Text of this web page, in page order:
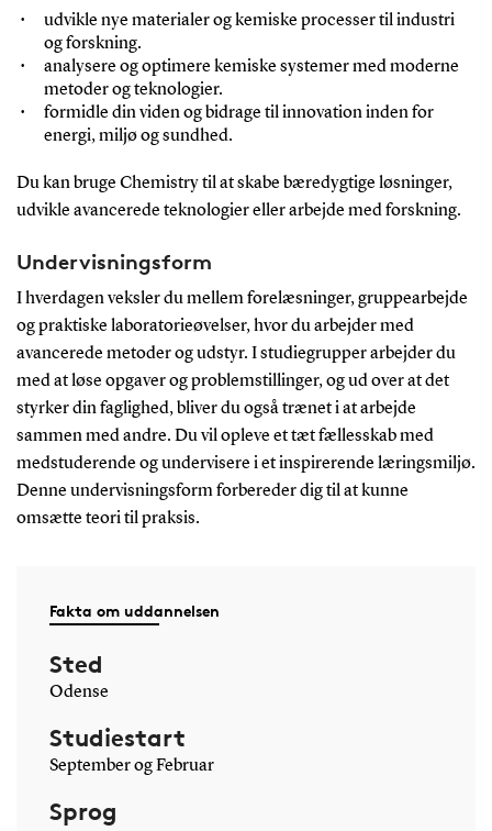
udvikle nye materialer og kemiske processer til industri
og forskning.
analysere og optimere kemiske systemer med moderne
metoder og teknologier.
formidle din viden og bidrage til innovation inden for
energi, miljø og sundhed.
Du kan bruge Chemistry til at skabe bæredygtige løsninger,
udvikle avancerede teknologier eller arbejde med forskning.
Undervisningsform
I hverdagen veksler du mellem forelæsninger, gruppearbejde
og praktiske laboratorieøvelser, hvor du arbejder med
avancerede metoder og udstyr. I studiegrupper arbejder du
med at løse opgaver og problemstillinger, og ud over at det
styrker din faglighed, bliver du også trænet i at arbejde
sammen med andre. Du vil opleve et tæt fællesskab med
medstuderende og undervisere i et inspirerende læringsmiljø.
Denne undervisningsform forbereder dig til at kunne
omsætte teori til praksis.
Fakta om uddannelsen
Sted
Odense
Studiestart
September og Februar
Sprog